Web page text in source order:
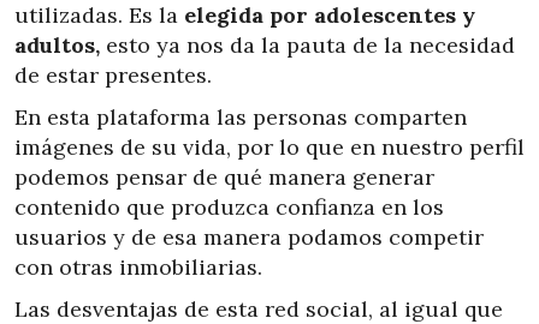
utilizadas. Es la elegida por adolescentes y
adultos, esto ya nos da la pauta de la necesidad
de estar presentes.
En esta plataforma las personas comparten
imágenes de su vida, por lo que en nuestro perfil
podemos pensar de qué manera generar
contenido que produzca confianza en los
usuarios y de esa manera podamos competir
con otras inmobiliarias.
Las desventajas de esta red social, al igual que